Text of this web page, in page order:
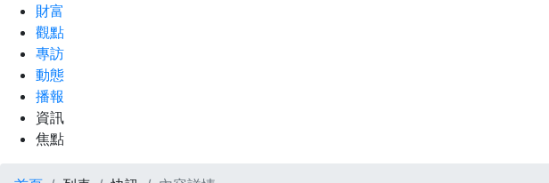
財富
觀點
專訪
動態
播報
資訊
焦點